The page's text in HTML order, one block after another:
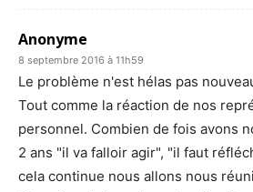
Anonyme
8 septembre 2016 à 11h59
Le problème n'est hélas pas
Tout comme la réaction de nos
personnel. Combien de fois avons
2 ans "il va falloir agir", "il faut
cela continue nous allons nous